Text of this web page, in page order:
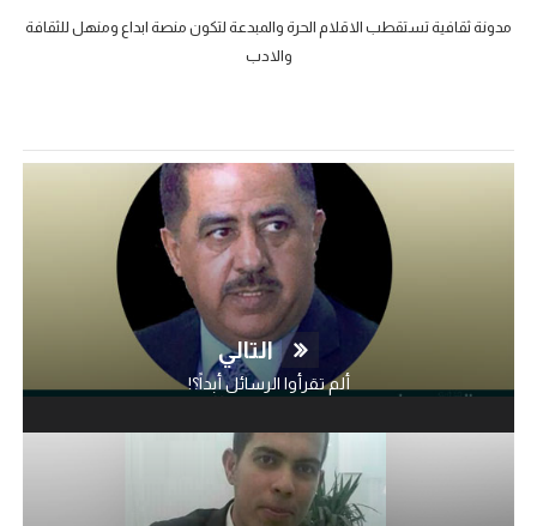
مدونة ثقافية تستقطب الاقلام الحرة والمبدعة لتكون منصة ابداع ومنهل للثقافة
والادب
التالي
ألم تقرأوا الرسائل أبداً؟!